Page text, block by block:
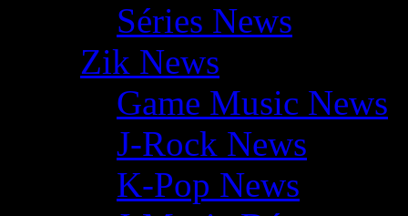
Séries News
Zik News
Game Music News
J-Rock News
K-Pop News